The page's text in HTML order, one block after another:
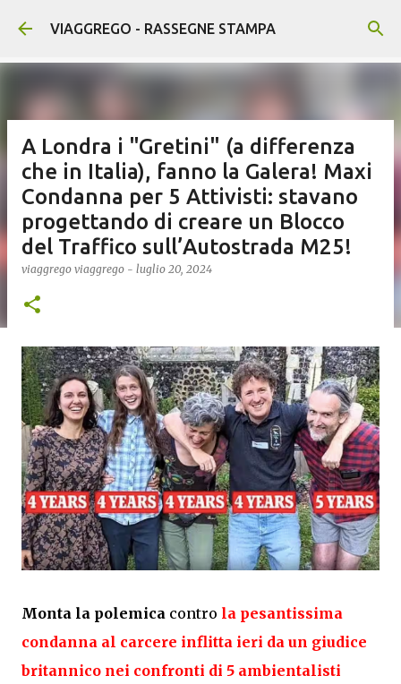
Passa ai contenuti principali
VIAGGREGO - RASSEGNE STAMPA
A Londra i "Gretini" (a differenza
che in Italia), fanno la Galera! Maxi
Condanna per 5 Attivisti: stavano
progettando di creare un Blocco
del Traffico sull’Autostrada M25!
viaggrego viaggrego - luglio 20, 2024
Monta la polemica contro la pesantissima
condanna al carcere inflitta ieri da un giudice
britannico nei confronti di 5 ambientalisti